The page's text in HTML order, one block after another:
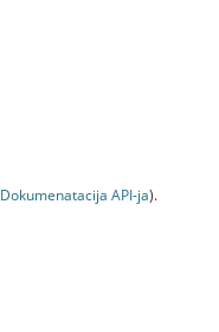
Dokumenаtаcijа API-jа).